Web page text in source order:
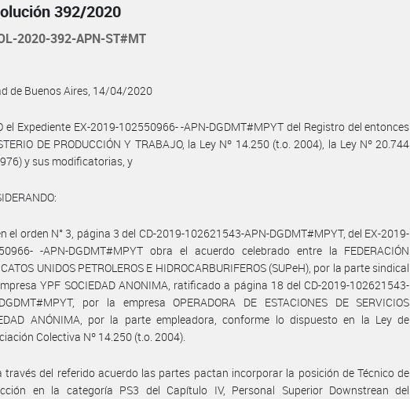
392/2020
2020-392-APN-ST#MT
de Buenos Aires, 14/04/2020
el Expediente EX-2019-102550966- -APN-DGDMT#MPYT del Registro del entonces
DE PRODUCCIÓN Y TRABAJO, la Ley Nº 14.250 (t.o. 2004), la Ley Nº 20.744
y sus modificatorias, y
el orden N° 3, página 3 del CD-2019-102621543-APN-DGDMT#MPYT, del EX-2019-
-APN-DGDMT#MPYT obra el acuerdo celebrado entre la FEDERACIÓN
UNIDOS PETROLEROS E HIDROCARBURIFEROS (SUPeH), por la parte sindical
YPF SOCIEDAD ANONIMA, ratificado a página 18 del CD-2019-102621543-
por la empresa OPERADORA DE ESTACIONES DE SERVICIOS
ANÓNIMA, por la parte empleadora, conforme lo dispuesto en la Ley de
Colectiva Nº 14.250 (t.o. 2004).
través del referido acuerdo las partes pactan incorporar la posición de Técnico de
en la categoría PS3 del Capítulo IV, Personal Superior Downstrean del